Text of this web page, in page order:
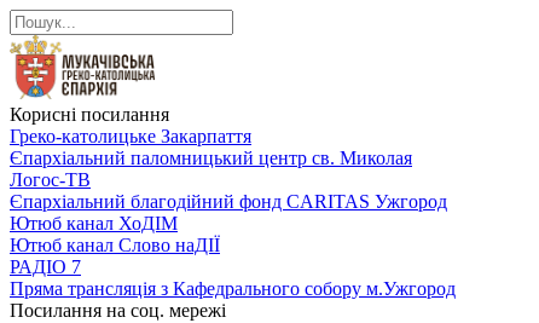
Корисні посилання
Греко-католицьке Закарпаття
Єпархіальний паломницький центр св. Миколая
Логос-ТВ
Єпархіальний благодійний фонд CARITAS Ужгород
Ютюб канал ХоДІМ
Ютюб канал Слово наДІЇ
РАДІО 7
Пряма трансляція з Кафедрального собору м.Ужгород
Посилання на соц. мережі